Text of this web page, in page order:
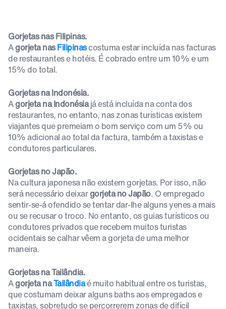
Gorjetas nas Filipinas.
Agorjeta nasFilipinascostuma estar incluída nas facturas
de restaurantes e hotéis. É cobrado entre um 10% e um
15% do total.
Gorjetas na Indonésia.
Agorjeta na Indonésiajá está incluída na conta dos
restaurantes, no entanto, nas zonas turísticas existem
viajantes que premeiam o bom serviço com um 5% ou
10% adicional ao total da factura, também a taxistas e
condutores particulares.
Gorjetas no Japão.
Na cultura japonesa não existem gorjetas. Por isso, não
será necessário deixargorjeta no Japão. O empregado
sentir-se-á ofendido se tentar dar-lhe alguns yenes a mais
ou se recusar o troco. No entanto, os guias turísticos ou
condutores privados que recebem muitos turistas
ocidentais se calhar vêem a gorjeta de uma melhor
maneira.
Gorjetas na Tailândia.
Agorjeta naTailândiaé muito habitual entre os turistas,
que costumam deixar alguns baths aos empregados e
taxistas, sobretudo se percorrerem zonas de difícil